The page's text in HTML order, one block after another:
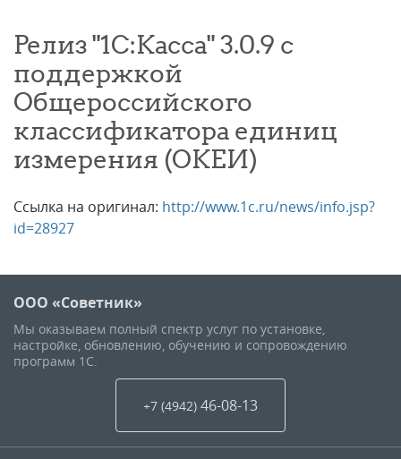
Релиз "1С:Касса" 3.0.9 с
поддержкой
Общероссийского
классификатора единиц
измерения (ОКЕИ)
Ссылка на оригинал: http://www.1c.ru/news/info.jsp?
id=28927
ООО «Советник»
Мы оказываем полный спектр услуг по установке,
настройке, обновлению, обучению и сопровождению
программ 1С.
+7 (4942) 46-08-13